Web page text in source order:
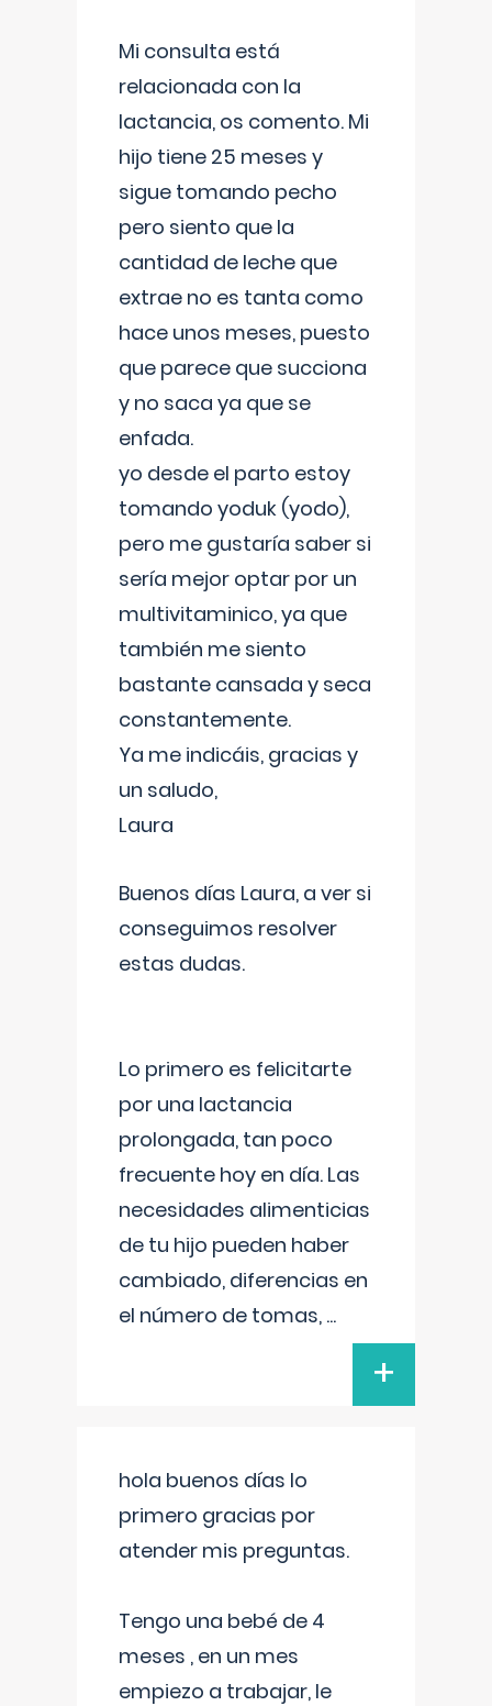
Mi consulta está
relacionada con la
lactancia, os comento. Mi
hijo tiene 25 meses y
sigue tomando pecho
pero siento que la
cantidad de leche que
extrae no es tanta como
hace unos meses, puesto
que parece que succiona
y no saca ya que se
enfada.
yo desde el parto estoy
tomando yoduk (yodo),
pero me gustaría saber si
sería mejor optar por un
multivitaminico, ya que
también me siento
bastante cansada y seca
constantemente.
Ya me indicáis, gracias y
un saludo,
Laura
Buenos días Laura, a ver si
conseguimos resolver
estas dudas.
Lo primero es felicitarte
por una lactancia
prolongada, tan poco
frecuente hoy en día. Las
necesidades alimenticias
de tu hijo pueden haber
cambiado, diferencias en
el número de tomas, ...
+
hola buenos días lo
primero gracias por
atender mis preguntas.
Tengo una bebé de 4
meses , en un mes
empiezo a trabajar, le